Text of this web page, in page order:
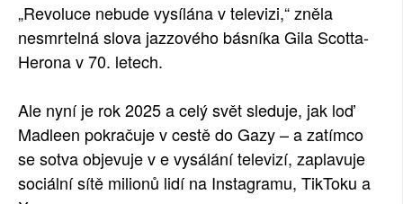
„Revoluce nebude vysílána v televizi,“ zněla
nesmrtelná slova jazzového básníka Gila Scotta-
Herona v 70. letech.
Ale nyní je rok 2025 a celý svět sleduje, jak loď
Madleen pokračuje v cestě do Gazy – a zatímco
se sotva objevuje v e vysálání televizí, zaplavuje
sociální sítě milionů lidí na Instagramu, TikToku a